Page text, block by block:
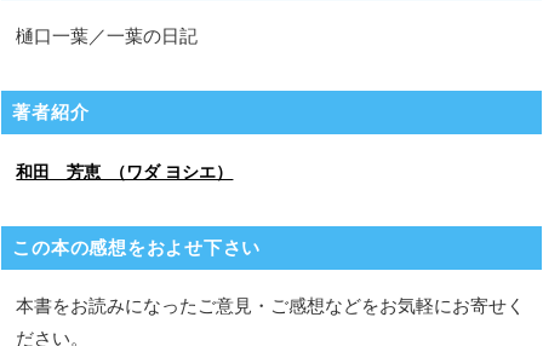
樋口一葉／一葉の日記
著者紹介
和田 芳恵 （ワダ ヨシエ）
この本の感想をおよせ下さい
本書をお読みになったご意見・ご感想などをお気軽にお寄せく
ださい。